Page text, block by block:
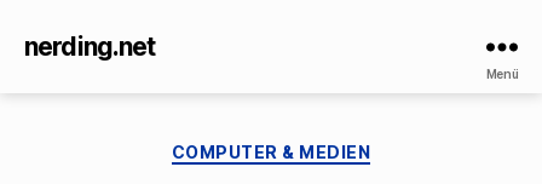
nerding.net
Menü
Kategorien
COMPUTER & MEDIEN